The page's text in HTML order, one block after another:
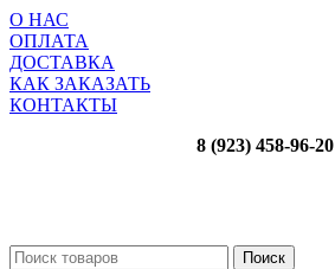
О НАС
ОПЛАТА
ДОСТАВКА
КАК ЗАКАЗАТЬ
КОНТАКТЫ
8 (923) 458-96-20
Поиск